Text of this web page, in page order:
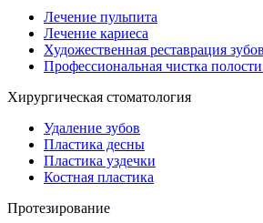
Лечение пульпита
Лечение кариеса
Художественная реставрация зубов
Профессиональная чистка
Хирургическая стоматология
Удаление зубов
Пластика десны
Пластика уздечки
Костная пластика
Протезирование